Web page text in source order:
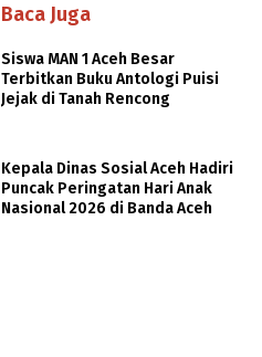
Baca Juga
Siswa MAN 1 Aceh Besar
Terbitkan Buku Antologi Puisi
Jejak di Tanah Rencong
Kepala Dinas Sosial Aceh Hadiri
Puncak Peringatan Hari Anak
Nasional 2026 di Banda Aceh